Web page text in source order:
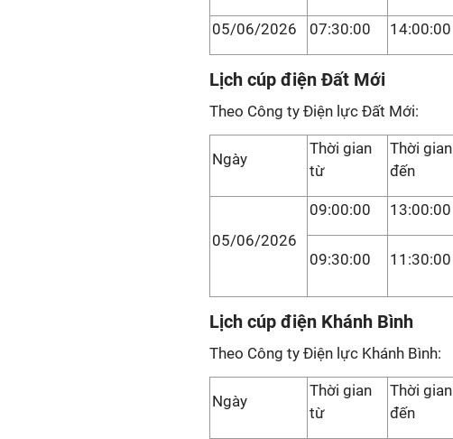
05/06/2026 07:30:00 14:00:00
Lịch cúp điện Đất Mới
Theo Công ty Điện lực Đất Mới:
Ngày
Thời gian
từ
Thời gian
đến
05/06/2026
09:00:00 13:00:00
09:30:00 11:30:00
Lịch cúp điện Khánh Bình
Theo Công ty Điện lực Khánh Bình:
Ngày
Thời gian
từ
Thời gian
đến